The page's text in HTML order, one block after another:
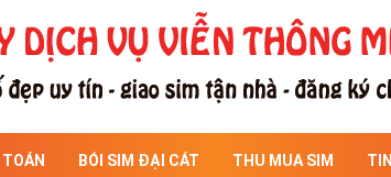
BÓI SIM ĐẠI CÁT THU MUA SIM